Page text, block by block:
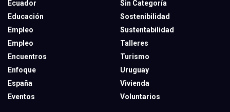
Ecuador
Educación
Empleo
Empleo
Encuentros
Enfoque
España
Eventos
Sin Categoría
Sostenibilidad
Sustentabilidad
Talleres
Turismo
Uruguay
Vivienda
Voluntarios